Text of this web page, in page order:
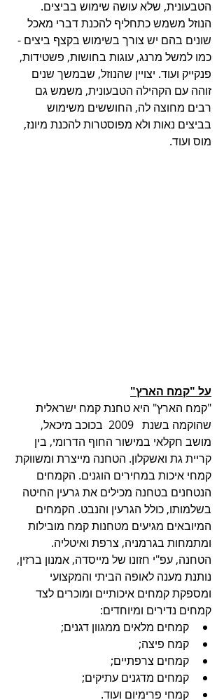
הטבעונית, שלא עושה שימוש בביצים.
הנוזל משמש כתחליף להכנת דברי מאכל
שונים בהם יש צורך בשימוש בקצף ביצים -
כמו למשל מרנג, עוגות בחושות, פשטידות,
פנקייק ועוד. יצויין שהנוזל, שבמשך שנים
זוהה עם הקהילה הטבעונית, משמש גם
רבים מחוצה לה, החוששים משימוש
בביצים נאות ולא מפוסטרות להכנת מיונז,
מוס ועוד.
על "קמח הארץ"
"קמח הארץ" היא טחנת קמח ישראלית
שהוקמה בשנת   2009  בכוכב מיכאל,
מושב חקלאי במישור החוף הדרומי, בין
קריית גת ואשקלון. הטחנה מייצרת ומשווקת
קמחי איכות במחירים הוגנים. הקמחים
הנטחנים בטחנה מכילים את גרעין החיטה
בשלמותו, כולל הגרעין והנבט. הקמחים
המיובאים מגיעים מטחנות קמח מובילות
ומתמחות בגרמניה, צרפת ואיטליה.
הטחנה, עפ"י חזונו של מייסדה, אמנון ברזין,
נותנת מענה לאופה הביתי והמקצועי
ומספקת קמחים איכותיים ומוכרים לצד
קמחים נדירים ומיוחדים:
קמחים מלאים ממגוון דגנים;
קמח פיצה;
קמחים צרפתיים;
קמחים מדגנים עתיקים;
קמחי פרימיום ועוד.